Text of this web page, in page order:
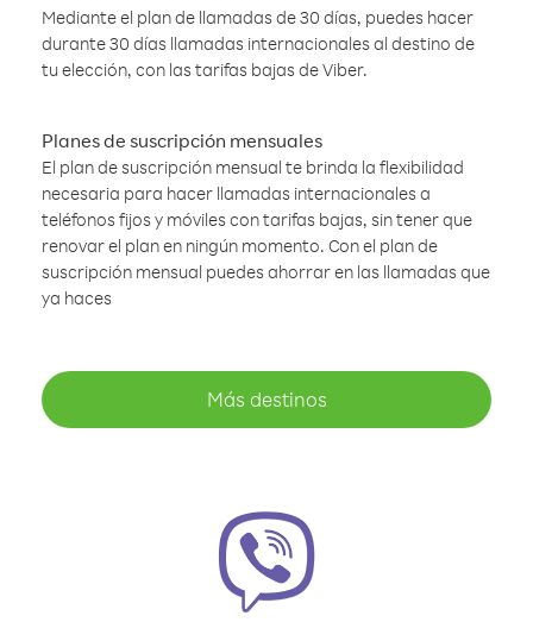
Mediante el plan de llamadas de 30 días, puedes hacer
durante 30 días llamadas internacionales al destino de
tu elección, con las tarifas bajas de Viber.
Planes de suscripción mensuales
El plan de suscripción mensual te brinda la flexibilidad
necesaria para hacer llamadas internacionales a
teléfonos fijos y móviles con tarifas bajas, sin tener que
renovar el plan en ningún momento. Con el plan de
suscripción mensual puedes ahorrar en las llamadas que
ya haces
Más destinos